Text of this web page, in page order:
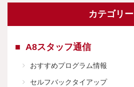
カテゴリー
A8スタッフ通信
おすすめプログラム情報
セルフバックタイアップ